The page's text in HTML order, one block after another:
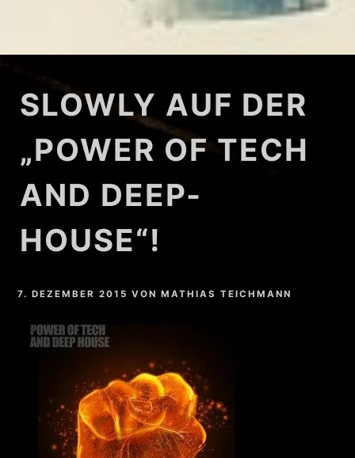
SLOWLY AUF DER
„POWER OF TECH
AND DEEP-
HOUSE“!
7. DEZEMBER 2015 VONMATHIAS TEICHMANN